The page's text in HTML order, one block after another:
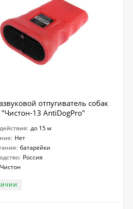
отпугиватель собак
"Чистон-13 AntiDogPro"
до 15 м
Нет
батарейки
Россия
Чистон